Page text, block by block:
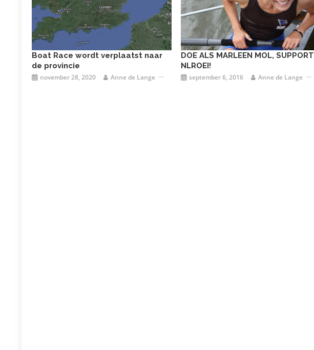
Boat Race wordt verplaatst naar
de provincie
november 28, 2020 Anne de Lange
DOE ALS MARLEEN MOL, SUPPORT
NLROEI!
september 6, 2016 Anne de Lange